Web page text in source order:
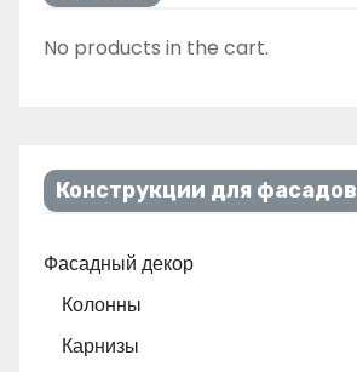
No products in the cart.
Конструкции для фасадов
Фасадный декор
Колонны
Карнизы